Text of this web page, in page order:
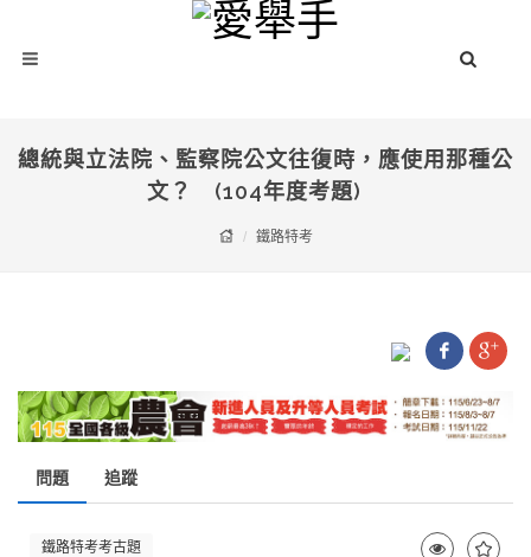
總統與立法院、監察院公文往復時，應使用那種公
文？ (104年度考題)
鐵路特考
問題 追蹤
鐵路特考考古題